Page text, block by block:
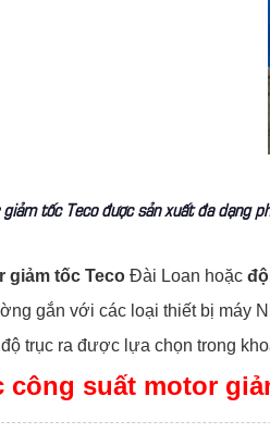
tốc Teco được sản xuất đa dạng
giảm tốc Teco Đài Loan hoặc
gắn với các loại thiết bị máy
trục ra được lựa chọn trong
công suất motor